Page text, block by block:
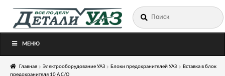
Перейти
Перейти
Искать:
МЕНЮ
Главная Электрооборудование УАЗ Блоки предохранителей УАЗ
Вставка в блок
предохранителя 10 А С/О